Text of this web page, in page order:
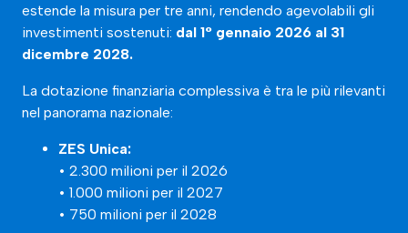
estende la misura per tre anni, rendendo agevolabili gli
investimenti sostenuti: dal 1° gennaio 2026 al 31
dicembre 2028.
La dotazione finanziaria complessiva è tra le più rilevanti
nel panorama nazionale:
ZES Unica:
• 2.300 milioni per il 2026
• 1.000 milioni per il 2027
• 750 milioni per il 2028